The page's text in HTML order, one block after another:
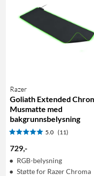
Razer
Goliath Extended
Musmatte med
bakgrunnsbelysning
5.0 (11)
729,-
RGB-belysning
Støtte for Razer Chroma